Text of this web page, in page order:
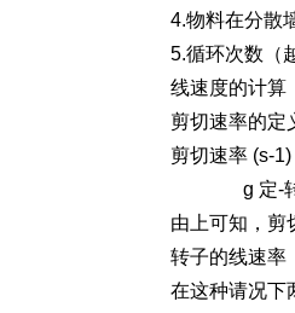
4.物料在分散
5.循环次数（
线速度的计算
剪切速率的定
剪切速率
g 定-转
由上可知，剪
转子的线速率
在这种请况下